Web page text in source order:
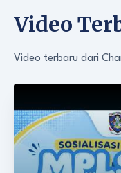
Video
Video terbaru dari